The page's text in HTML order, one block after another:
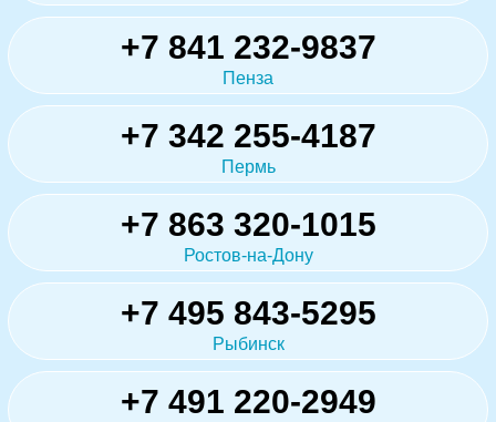
+7 841 232-9837
Пенза
+7 342 255-4187
Пермь
+7 863 320-1015
Ростов-на-Дону
+7 495 843-5295
Рыбинск
+7 491 220-2949